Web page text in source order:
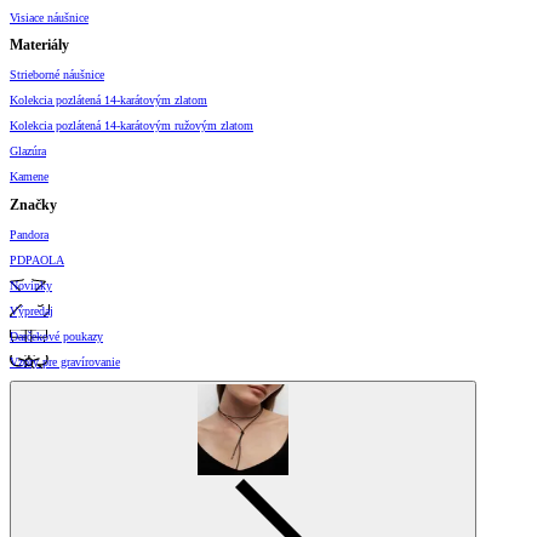
Visiace náušnice
Materiály
Strieborné náušnice
Kolekcia pozlátená 14-karátovým zlatom
Kolekcia pozlátená 14-karátovým ružovým zlatom
Glazúra
Kamene
Značky
Pandora
PDPAOLA
Novinky
Výpredaj
Darčekové poukazy
Vzory pre gravírovanie